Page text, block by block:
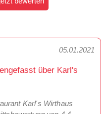
05.01.2021
über Karl's
Karl's Wirthaus